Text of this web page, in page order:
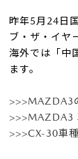
昨年5月24日
ブ・ザ・イヤ
海外では「中
ます。
>>>MAZDA3
>>>MAZDA3
>>>CX-30車